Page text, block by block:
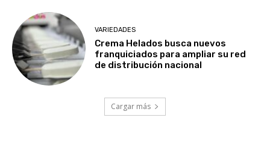
VARIEDADES
Crema Helados busca nuevos
franquiciados para ampliar su red
de distribución nacional
Cargar más